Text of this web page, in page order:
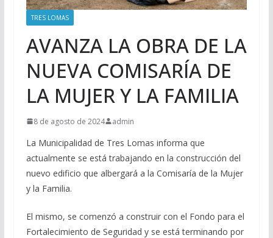
TRES LOMAS
AVANZA LA OBRA DE LA
NUEVA COMISARÍA DE
LA MUJER Y LA FAMILIA
8 de agosto de 2024 admin
La Municipalidad de Tres Lomas informa que
actualmente se está trabajando en la construcción del
nuevo edificio que albergará a la Comisaría de la Mujer
y la Familia.
El mismo, se comenzó a construir con el Fondo para el
Fortalecimiento de Seguridad y se está terminando por